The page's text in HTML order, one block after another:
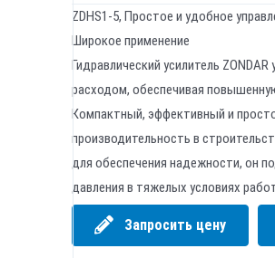
ZDHS1-5, Простое и удобное
Широкое применение
Гидравлический усилитель
расходом, обеспечивая
Компактный, эффективный и
производительность в
для обеспечения надежности, он
давления в тяжелых условиях
Запросить цену